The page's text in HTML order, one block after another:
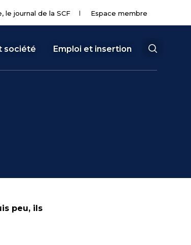
le journal de la SCF Espace membre
société Emploi et insertion
peu, ils